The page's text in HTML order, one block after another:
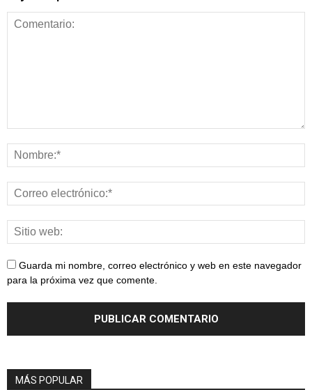
Guarda mi nombre, correo electrónico y web en este navegador
para la próxima vez que comente.
MÁS POPULAR